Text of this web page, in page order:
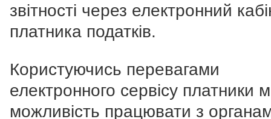
звітності через електронний
платника податків.
Користуючись перевагами
електронного сервісу платники
можливість працювати з